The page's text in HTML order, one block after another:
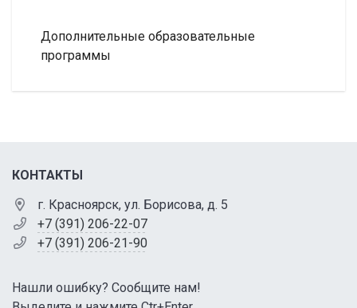
Дополнительные образовательные
программы
КОНТАКТЫ
г. Красноярск, ул. Борисова, д. 5
+7 (391) 206-22-07
+7 (391) 206-21-90
Нашли ошибку? Сообщите нам!